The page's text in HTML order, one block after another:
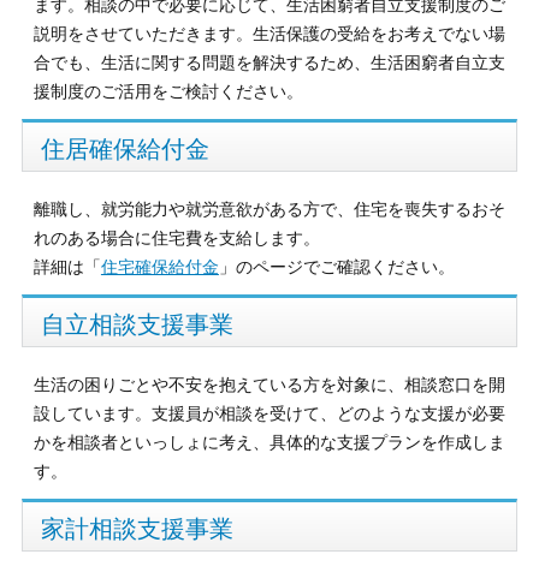
ます。相談の中で必要に応じて、生活困窮者自立支援制度のご
説明をさせていただきます。生活保護の受給をお考えでない場
合でも、生活に関する問題を解決するため、生活困窮者自立支
援制度のご活用をご検討ください。
住居確保給付金
離職し、就労能力や就労意欲がある方で、住宅を喪失するおそ
れのある場合に住宅費を支給します。
詳細は「住宅確保給付金 」のページでご確認ください。
自立相談支援事業
生活の困りごとや不安を抱えている方を対象に、相談窓口を開
設しています。支援員が相談を受けて、どのような支援が必要
かを相談者といっしょに考え、具体的な支援プランを作成しま
す。
家計相談支援事業